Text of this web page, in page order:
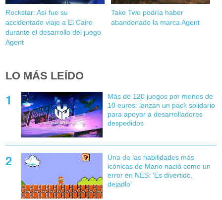
Rockstar: Así fue su
accidentado viaje a El Cairo
durante el desarrollo del juego
Agent
Take Two podría haber
abandonado la marca Agent
LO MÁS LEÍDO
Más de 120 juegos por menos de
10 euros: lanzan un pack solidario
para apoyar a desarrolladores
despedidos
Una de las habilidades más
icónicas de Mario nació como un
error en NES: 'Es divertido,
dejadlo'